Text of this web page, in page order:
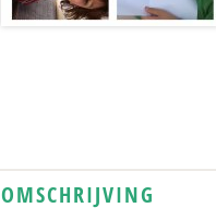
OMSCHRIJVING